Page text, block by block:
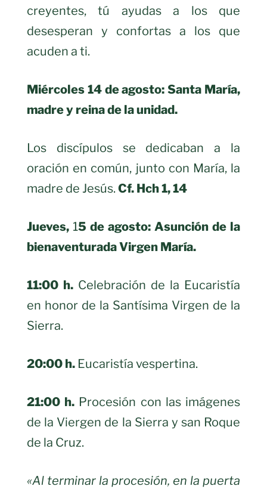
creyentes, tú ayudas a los que
desesperan y confortas a los que
acuden a ti.
Miércoles 14 de agosto: Santa María,
madre y reina de la unidad.
Los discípulos se dedicaban a la
oración en común, junto con María, la
madre de Jesús. Cf. Hch 1, 14
Jueves, 15 de agosto: Asunción de la
bienaventurada Virgen María.
11:00 h. Celebración de la Eucaristía
en honor de la Santísima Virgen de la
Sierra.
20:00 h. Eucaristía vespertina.
21:00 h. Procesión con las imágenes
de la Viergen de la Sierra y san Roque
de la Cruz.
«Al terminar la procesión, en la puerta